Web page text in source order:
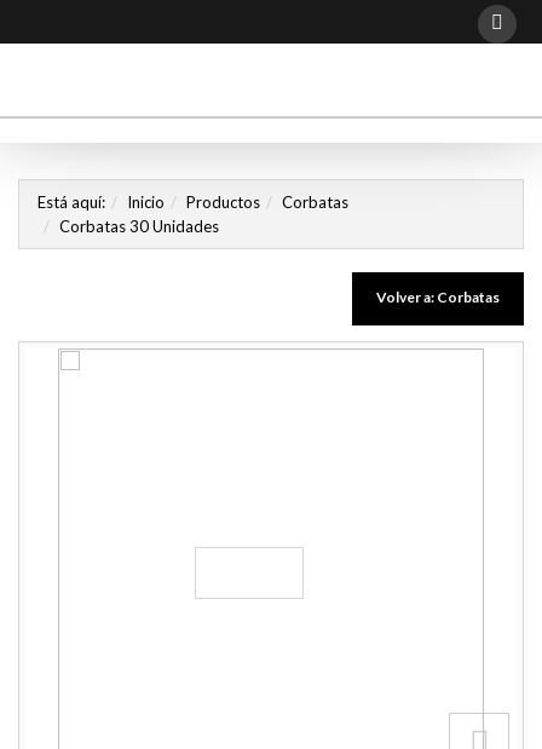
Está aquí: Inicio Productos
Corbatas
Corbatas 30 Unidades
Volver a: Corbatas